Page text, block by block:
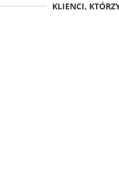
KLIENCI,